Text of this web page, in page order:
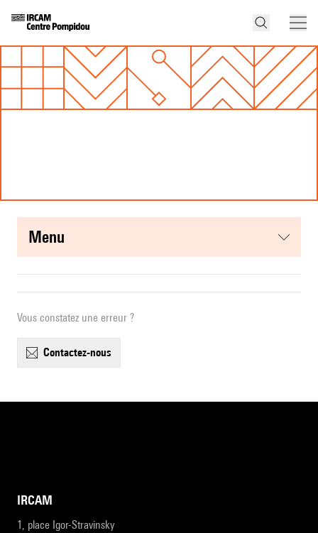
menu
Vous constatez une erreur ?
contactez-nous
IRCAM
1, place Igor-Stravinsky